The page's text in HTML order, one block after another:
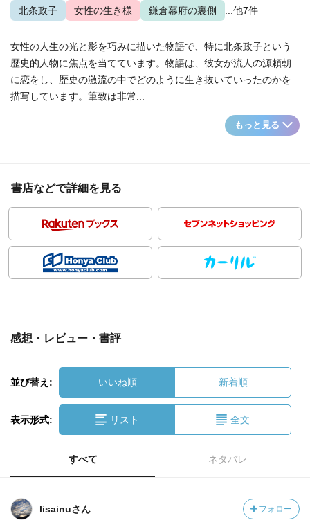
北条政子 女性の生き様 鎌倉幕府の裏側 ...他7件
女性の人生の光と影を巧みに描いた物語で、特に北条政子という
歴史的人物に焦点を当てています。物語は、彼女が流人の源頼朝
に恋をし、歴史の激流の中でどのように生き抜いていったのかを
描写しています。筆致は非常...
もっと見る
書店などで詳細を見る
感想・レビュー・書評
並び替え: いいね順 新着順
表示形式: リスト 全文
すべて ネタバレ
lisainuさん フォロー